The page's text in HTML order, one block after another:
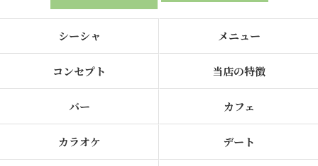
シーシャ メニュー
コンセプト 当店の特徴
バー カフェ
カラオケ デート